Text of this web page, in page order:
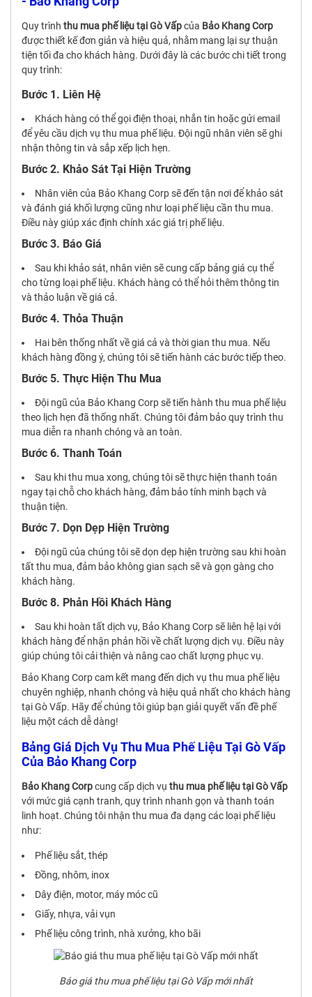
Quy trình thu mua phế liệu tại Gò Vấpcủa Bảo Khang Corp
được thiết kế đơn giản và hiệu quả, nhằm mang lại sự thuận
tiện tối đa cho khách hàng. Dưới đây là các bước chi tiết trong
quy trình:
Bước 1. Liên Hệ
Khách hàng có thể gọi điện thoại, nhắn tin hoặc gửi email
để yêu cầu dịch vụ thu mua phế liệu. Đội ngũ nhân viên sẽ ghi
nhận thông tin và sắp xếp lịch hẹn.
Bước 2. Khảo Sát Tại Hiện Trường
Nhân viên của Bảo Khang Corp sẽ đến tận nơi để khảo sát
và đánh giá khối lượng cũng như loại phế liệu cần thu mua.
Điều này giúp xác định chính xác giá trị phế liệu.
Bước 3. Báo Giá
Sau khi khảo sát, nhân viên sẽ cung cấp bảng giá cụ thể
cho từng loại phế liệu. Khách hàng có thể hỏi thêm thông tin
và thảo luận về giá cả.
Bước 4. Thỏa Thuận
Hai bên thống nhất về giá cả và thời gian thu mua. Nếu
khách hàng đồng ý, chúng tôi sẽ tiến hành các bước tiếp theo.
Bước 5. Thực Hiện Thu Mua
Đội ngũ của Bảo Khang Corp sẽ tiến hành thu mua phế liệu
theo lịch hẹn đã thống nhất. Chúng tôi đảm bảo quy trình thu
mua diễn ra nhanh chóng và an toàn.
Bước 6. Thanh Toán
Sau khi thu mua xong, chúng tôi sẽ thực hiện thanh toán
ngay tại chỗ cho khách hàng, đảm bảo tính minh bạch và
thuận tiện.
Bước 7. Dọn Dẹp Hiện Trường
Đội ngũ của chúng tôi sẽ dọn dẹp hiện trường sau khi hoàn
tất thu mua, đảm bảo không gian sạch sẽ và gọn gàng cho
khách hàng.
Bước 8. Phản Hồi Khách Hàng
Sau khi hoàn tất dịch vụ, Bảo Khang Corp sẽ liên hệ lại với
khách hàng để nhận phản hồi về chất lượng dịch vụ. Điều này
giúp chúng tôi cải thiện và nâng cao chất lượng phục vụ.
Bảo Khang Corp cam kết mang đến dịch vụ thu mua phế liệu
chuyên nghiệp, nhanh chóng và hiệu quả nhất cho khách hàng
tại Gò Vấp. Hãy để chúng tôi giúp bạn giải quyết vấn đề phế
liệu một cách dễ dàng!
Bảng Giá Dịch Vụ Thu Mua Phế Liệu Tại Gò Vấp
Của Bảo Khang Corp
Bảo Khang Corpcung cấp dịch vụ thu mua phế liệu tại Gò Vấp
với mức giá cạnh tranh, quy trình nhanh gọn và thanh toán
linh hoạt. Chúng tôi nhận thu mua đa dạng các loại phế liệu
như:
Phế liệu sắt, thép
Đồng, nhôm, inox
Dây điện, motor, máy móc cũ
Giấy, nhựa, vải vụn
Phế liệu công trình, nhà xưởng, kho bãi
Báo giá thu mua phế liệu tại Gò Vấp mới nhất